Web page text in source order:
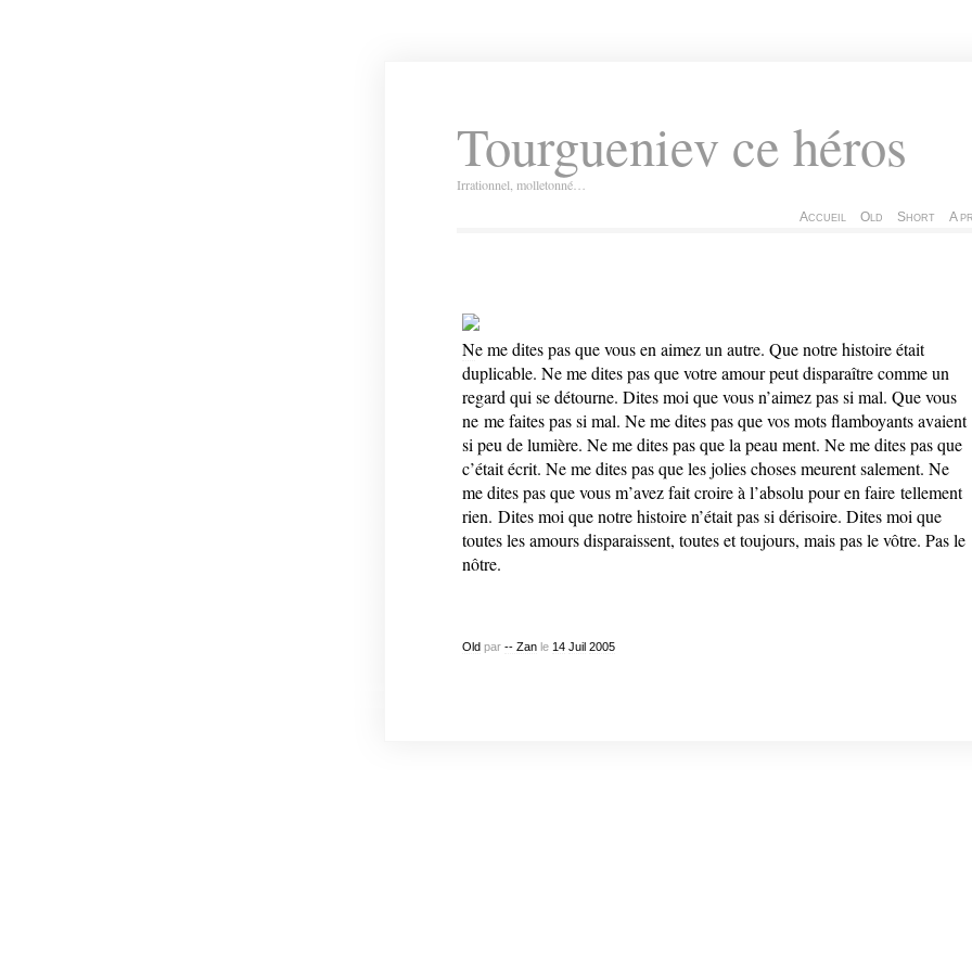
Tourgueniev ce héros
Irrationnel, molletonné…
Accueil Old Short A
Ne me dites pas que vous en aimez un autre. Que notre histoire était
duplicable. Ne me dites pas que votre amour peut disparaître comme un
regard qui se détourne. Dites moi que vous n’aimez pas si mal. Que vous
ne me faites pas si mal. Ne me dites pas que vos mots flamboyants avaient
si peu de lumière. Ne me dites pas que la peau ment. Ne me dites pas que
c’était écrit. Ne me dites pas que les jolies choses meurent salement. Ne
me dites pas que vous m’avez fait croire à l’absolu pour en faire tellement
rien. Dites moi que notre histoire n’était pas si dérisoire. Dites moi que
toutes les amours disparaissent, toutes et toujours, mais pas le vôtre. Pas le
nôtre.
Old par -- Zanle 14 Juil 2005